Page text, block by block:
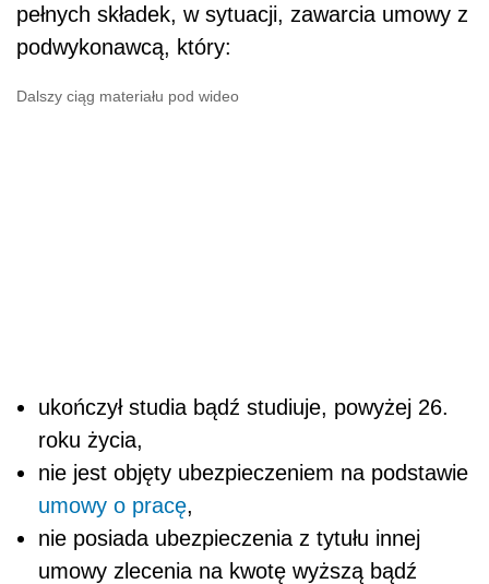
pełnych składek, w sytuacji, zawarcia umowy z
podwykonawcą, który:
Dalszy ciąg materiału pod wideo
ukończył studia bądź studiuje, powyżej 26.
roku życia,
nie jest objęty ubezpieczeniem na podstawie
umowy o pracę,
nie posiada ubezpieczenia z tytułu innej
umowy zlecenia na kwotę wyższą bądź